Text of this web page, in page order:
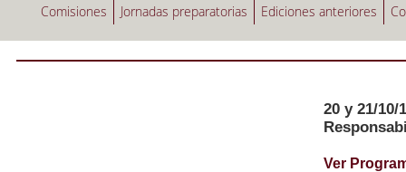
Comisiones
Jornadas preparatorias Ediciones anteriores
20 y 21/
Ver